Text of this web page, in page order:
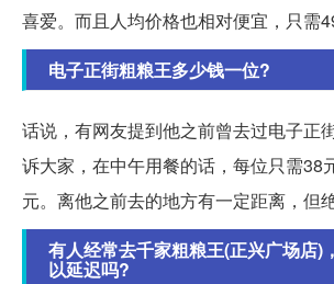
喜爱。而且人均价格也相对便宜，只需
电子正街粗粮王多少钱一位?
话说，有网友提到他之前曾去过电子正
诉大家，在中午用餐的话，每位只需38
元。离他之前去的地方有一定距离，但
有人经常去千家粗粮王(正兴广场店)
以延迟吗?